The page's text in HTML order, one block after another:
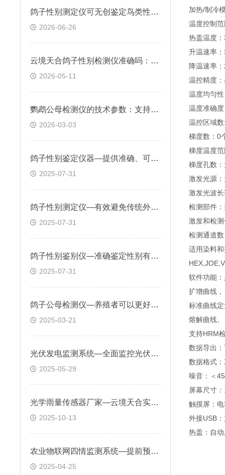
​鸽子性别测定仪可无创鉴定鸟类性别，操作便捷不伤鸽，准确率高达99.9%！
2026-06-26
云境天合鸽子性别检测仪准确吗：可无创精准判断鸽子性别，准确率99.9%
2026-05-11
鹦鹉公母检测仪的技术参数：支持常用荧光染料和探针检测方法，如FAM,VIC等
2026-03-03
鸽子性别鉴定仪器—提供准确、可靠的性别鉴定数据，为科研工作提供有力支持
2025-07-31
鸽子性别测定仪—有效避免传统外观判断方法因外部特征差异而导致的错误判断
2025-07-31
鸽子性别鉴别仪—准确鉴定性别有助于优化赛鸽训练和比赛策略
2025-07-31
鸽子公母检测仪—养殖者可以更好地控制繁殖过程，提高繁殖率和品质
2025-03-21
光伏发电监测系统—全面监控光伏电站运行状态，为电站运维提供数据支持
2025-05-29
光学雨量传感器厂家—云境天合实时监测城市排水系统负荷，预防内涝
2025-10-13
农业物联网四情监测系统—提前预警异常天气，联动设备自动调整农田环境参数
2025-04-25
加热/制冷
温度控制
热盖温度
升温速率
降温速率
温控精度
温度均匀
温度准确
温控区域
梯度数：0
梯度温度
梯度孔数
激发光源
激发光波
检测部件
激发和检
检测通道
适用染料
软件功能
扩增曲线，
标准曲线
熔解曲线、
支持HRM
数据导出
数据格式
噪音：＜
屏幕尺寸
触摸屏：
外接USB
热盖：自